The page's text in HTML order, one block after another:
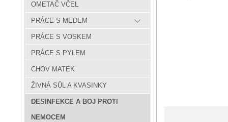
OMETAČ VČEL
PRÁCE S MEDEM
PRÁCE S VOSKEM
PRÁCE S PYLEM
CHOV MATEK
ŽIVNÁ SŮL A KVASINKY
DESINFEKCE A BOJ PROTI
NEMOCEM